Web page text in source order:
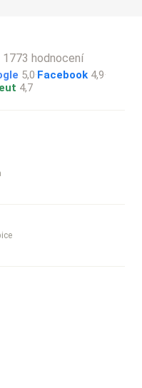
1773 hodnocení
5,0·Facebook 4,9·
4,7